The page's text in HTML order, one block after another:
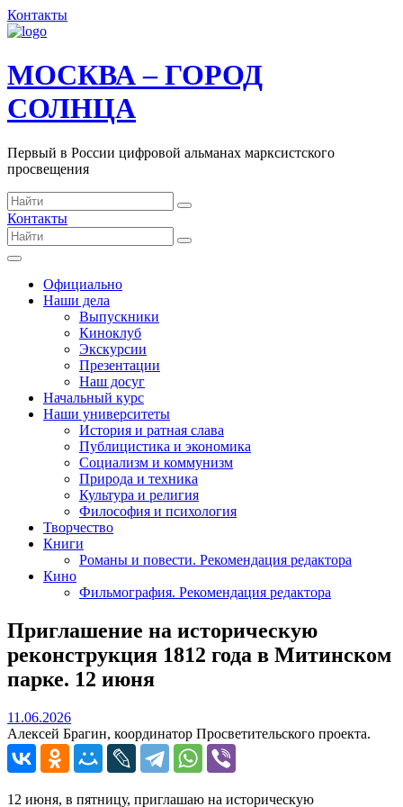
Контакты
МОСКВА – ГОРОД
СОЛНЦА
Первый в России цифровой альманах марксистского
просвещения
Контакты
Официально
Наши дела
Выпускники
Киноклуб
Экскурсии
Презентации
Наш досуг
Начальный курс
Наши университеты
История и ратная слава
Публицистика и экономика
Социализм и коммунизм
Природа и техника
Культура и религия
Философия и психология
Творчество
Книги
Романы и повести. Рекомендация редактора
Кино
Фильмография. Рекомендация редактора
Приглашение на историческую
реконструкция 1812 года в Митинском
парке. 12 июня
11.06.202611.06.2026
Алексей Брагин, координатор Просветительского проекта.
12 июня, в пятницу, приглашаю на историческую